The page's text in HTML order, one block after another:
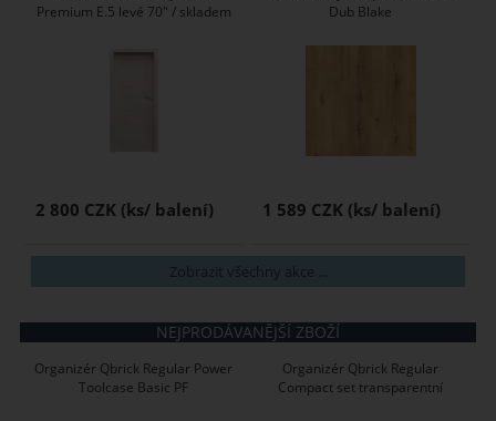
Premium E.5 levé 70" / skladem
2 800 CZK
Dub Blake
1 589 CZK
Zobrazit všechny akce ...
NEJPRODÁVANĚJŠÍ ZBOŽÍ
Organizér Qbrick Regular Power
Toolcase Basic PF
Organizér Qbrick Regular
Compact set transparentní